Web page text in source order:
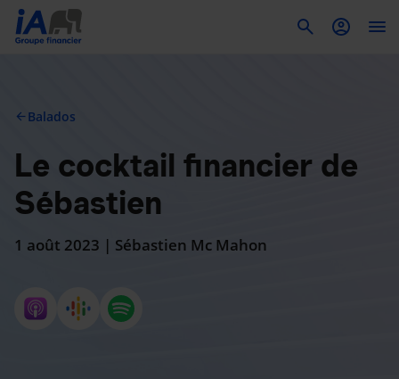
arrow_back Balados
Le cocktail financier de
Sébastien
1 août 2023 | Sébastien Mc Mahon